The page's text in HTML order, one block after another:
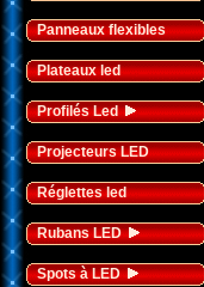
Panneaux flexibles
Plateaux led
Profilés Led
Projecteurs LED
Réglettes led
Rubans LED
Spots à LED